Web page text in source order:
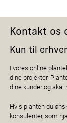
Kontakt os
Kun til
I vores online
dine projekter.
dine kunder og skal
Hvis planten du
konsulenter, som